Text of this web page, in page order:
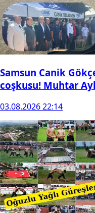
Samsun Canik
coşkusu! Muhtar
03.08.2026 22:14